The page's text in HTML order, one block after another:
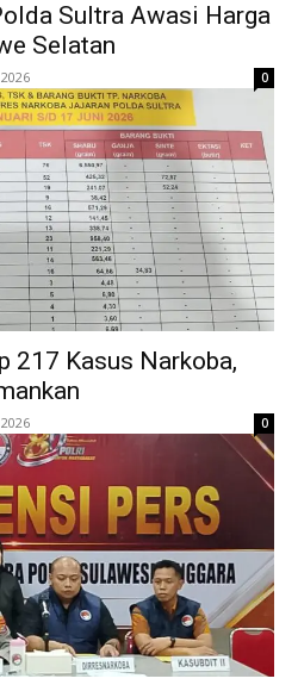
Sultra Awasi Harga
Selatan
0
217 Kasus Narkoba,
0